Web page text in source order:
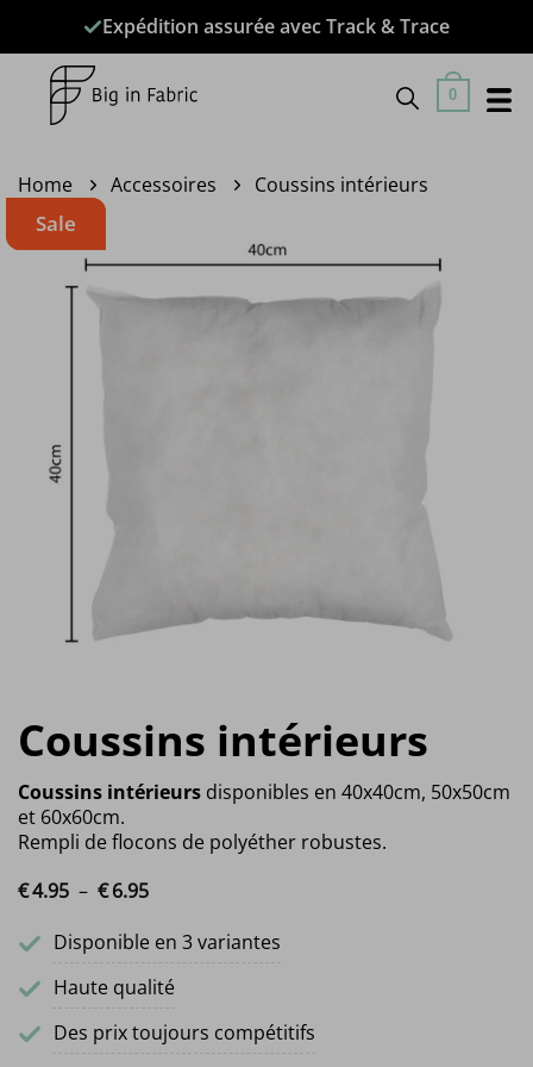
contenu
Expédition assurée avec Track & Trace
0
Home Accessoires Coussins intérieurs
Sale
Coussins intérieurs
Coussins intérieurs disponibles en 40x40cm, 50x50cm
et 60x60cm.
Rempli de flocons de polyéther robustes.
€4.95 – €6.95
Disponible en 3 variantes
Haute qualité
Des prix toujours compétitifs